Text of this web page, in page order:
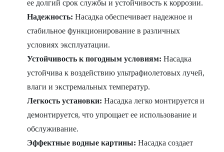
ее долгий срок службы и устойчивость к коррозии.
Надежность: Насадка обеспечивает надежное и
стабильное функционирование в различных
условиях эксплуатации.
Устойчивость к погодным условиям: Насадка
устойчива к воздействию ультрафиолетовых лучей,
влаги и экстремальных температур.
Легкость установки: Насадка легко монтируется и
демонтируется, что упрощает ее использование и
обслуживание.
Эффектные водные картины: Насадка создает